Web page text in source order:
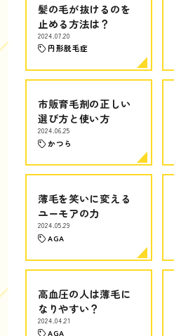
髪の毛が抜けるのを
止める方法は？
2024.07.20
円形脱毛症
市販育毛剤の正しい
選び方と使い方
2024.06.25
かつら
薄毛を笑いに変える
ユーモアの力
2024.05.29
AGA
高血圧の人は薄毛に
なりやすい？
2024.04.21
AGA